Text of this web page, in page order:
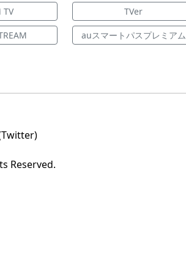
TV TVer
auスマートパスプレミアム
Reserved.